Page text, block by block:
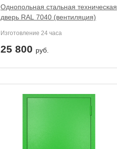
Однопольная стальная техническая
дверь RAL 7040 (вентиляция)
Изготовление 24 часа
25 800 руб.